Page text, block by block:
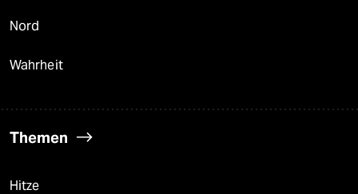
Nord
Wahrheit
Themen
Hitze